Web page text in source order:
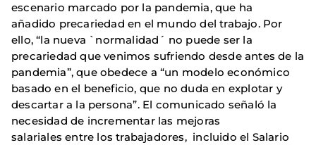
escenario marcado por la pandemia, que ha
añadido precariedad en el mundo del trabajo. Por
ello, “la nueva `normalidad´ no puede ser la
precariedad que venimos sufriendo desde antes de la
pandemia”, que obedece a “un modelo económico
basado en el beneficio, que no duda en explotar y
descartar a la persona”. El comunicado señaló la
necesidad de incrementar las mejoras
salariales entre los trabajadores, incluido el Salario